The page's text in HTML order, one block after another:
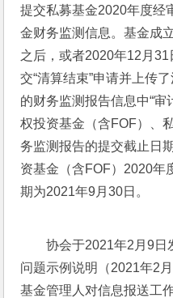
提交私募基金2020年度经
金财务监测信息。基金成
之后，或者2020年12月
交“清算结束”申请并上传
的财务监测报告信息中“审
权投资基金（含FOF）、
务监测报告的提交截止日
资基金（含FOF）2020年
期为2021年9月30日。
协会于2021年2月9日
问题示例说明（2021年2
基金管理人对信息报送工